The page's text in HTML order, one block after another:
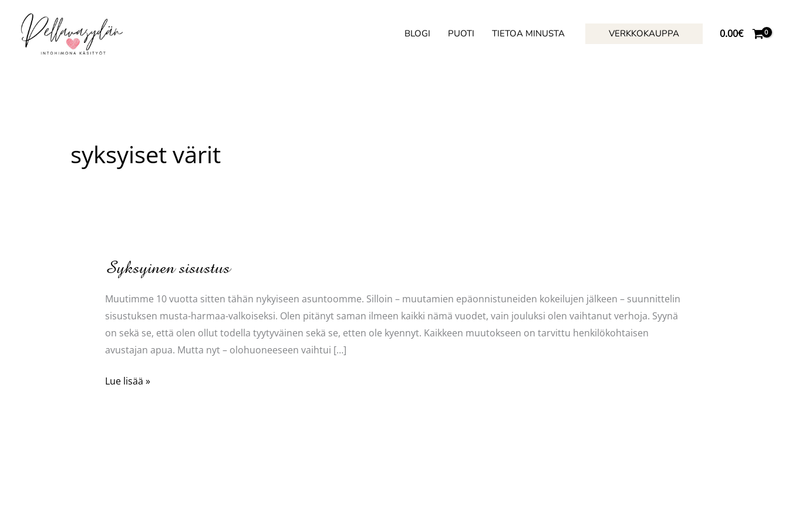
sisältöön
BLOGI PUOTI TIETOA MINUSTA VERKKOKAUPPA 0.00€
syksyiset värit
Syksyinen sisustus
Muutimme 10 vuotta sitten tähän nykyiseen asuntoomme. Silloin – muutamien epäonnistuneiden kokeilujen jälkeen – suunnittelin
sisustuksen musta-harmaa-valkoiseksi. Olen pitänyt saman ilmeen kaikki nämä vuodet, vain jouluksi olen vaihtanut verhoja. Syynä
on sekä se, että olen ollut todella tyytyväinen sekä se, etten ole kyennyt. Kaikkeen muutokseen on tarvittu henkilökohtaisen
avustajan apua. Mutta nyt – olohuoneeseen vaihtui […]
Syksyinen
Lue lisää »